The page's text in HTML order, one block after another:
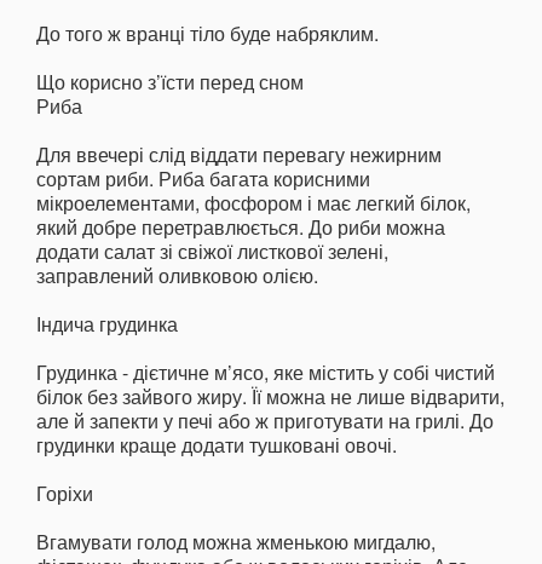
До того ж вранці тіло буде набряклим.
Що корисно з’їсти перед сном
Риба
Для ввечері слід віддати перевагу нежирним
сортам риби. Риба багата корисними
мікроелементами, фосфором і має легкий білок,
який добре перетравлюється. До риби можна
додати салат зі свіжої листкової зелені,
заправлений оливковою олією.
Індича грудинка
Грудинка - дієтичне м’ясо, яке містить у собі чистий
білок без зайвого жиру. Її можна не лише відварити,
але й запекти у печі або ж приготувати на грилі. До
грудинки краще додати тушковані овочі.
Горіхи
Вгамувати голод можна жменькою мигдалю,